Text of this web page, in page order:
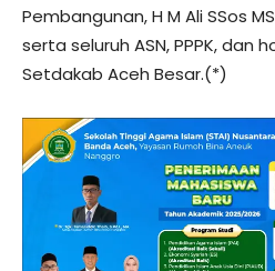
Pembangunan, H M Ali SSos
serta seluruh ASN, PPPK, dan
Setdakab Aceh Besar.(*)